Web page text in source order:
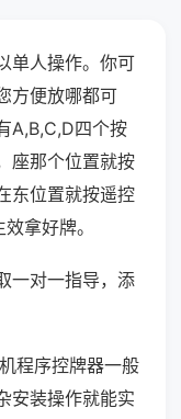
单人操作。你可
方便放哪都可
A,B,C,D四个按
座那个位置就按
东位置就按遥控
拿好牌。
一对一指导，添
程序控牌器一般
安装操作就能实